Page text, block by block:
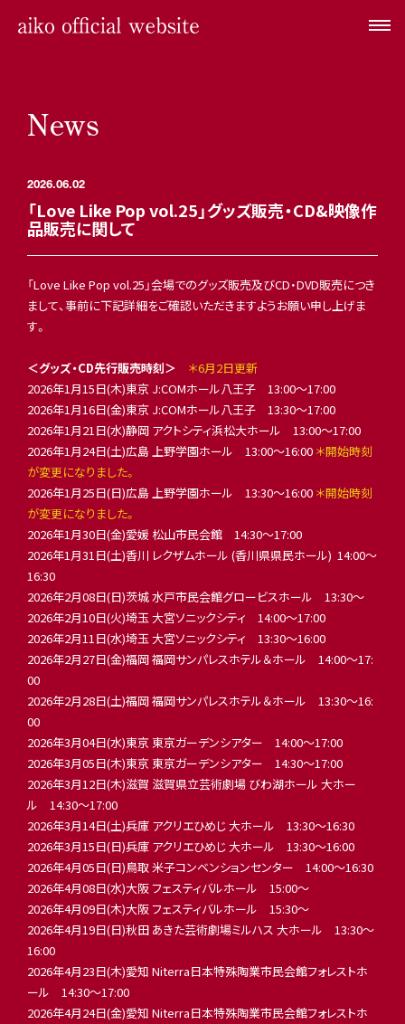
News
2026.06.02
「Love Like Pop vol.25」グッズ販売・CD&映像作
品販売に関して
「Love Like Pop vol.25」会場でのグッズ販売及びCD・DVD販売につき
まして、事前に下記詳細をご確認いただきますようお願い申し上げま
す。
＜グッズ・CD先行販売時刻＞
＊6月2日更新
2026年1月15日(木)東京 J:COMホール八王子 13:00〜17:00
2026年1月16日(金)東京 J:COMホール八王子 13:30〜17:00
2026年1月21日(水)静岡 アクトシティ浜松大ホール 13:00〜17:00
2026年1月24日(土)広島 上野学園ホール 13:00〜16:00 ＊開始時刻
が変更になりました。
2026年1月25日(日)広島 上野学園ホール 13:30〜16:00 ＊開始時刻
が変更になりました。
2026年1月30日(金)愛媛 松山市民会館 14:30〜17:00
2026年1月31日(土)香川 レクザムホール (香川県県民ホール) 14:00〜
16:30
2026年2月08日(日)茨城 水戸市民会館グロービスホール 13:30〜
2026年2月10日(火)埼玉 大宮ソニックシティ 14:00〜17:00
2026年2月11日(水)埼玉 大宮ソニックシティ 13:30〜16:00
2026年2月27日(金)福岡 福岡サンパレスホテル＆ホール 14:00〜17:
00
2026年2月28日(土)福岡 福岡サンパレスホテル＆ホール 13:30〜16:
00
2026年3月04日(水)東京 東京ガーデンシアター 14:00〜17:00
2026年3月05日(木)東京 東京ガーデンシアター 14:30〜17:00
2026年3月12日(木)滋賀 滋賀県立芸術劇場 びわ湖ホール 大ホー
ル 14:30〜17:00
2026年3月14日(土)兵庫 アクリエひめじ 大ホール 13:30〜16:30
2026年3月15日(日)兵庫 アクリエひめじ 大ホール 13:30〜16:00
2026年4月05日(日)鳥取 米子コンベンションセンター 14:00〜16:30
2026年4月08日(水)大阪 フェスティバルホール 15:00〜
2026年4月09日(木)大阪 フェスティバルホール 15:30〜
2026年4月19日(日)秋田 あきた芸術劇場ミルハス 大ホール 13:30〜
16:00
2026年4月23日(木)愛知 Niterra日本特殊陶業市民会館フォレストホ
ール 14:30〜17:00
2026年4月24日(金)愛知 Niterra日本特殊陶業市民会館フォレストホ